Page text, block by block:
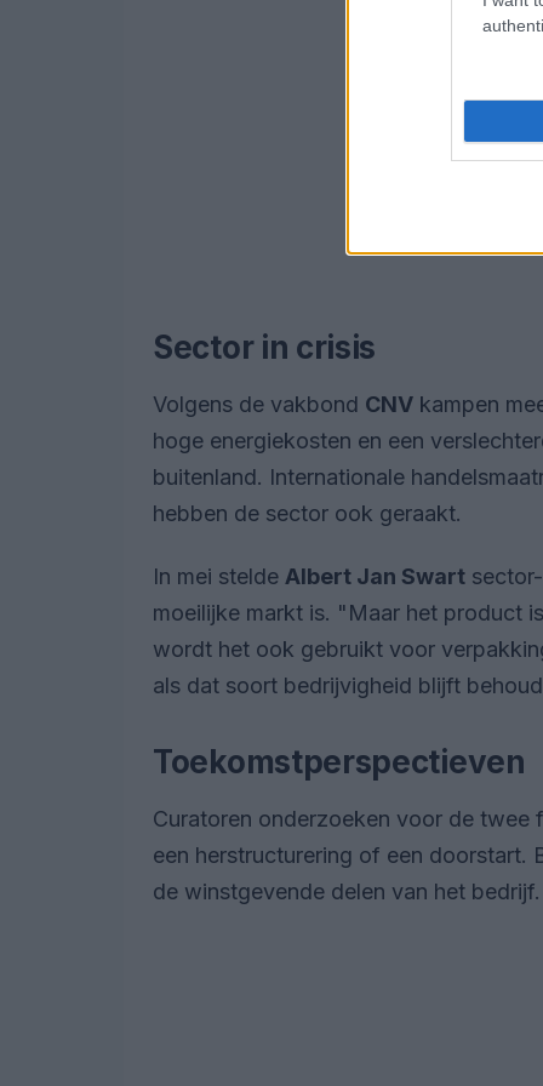
Sector in crisis
Volgens de vakbond CNV kampen
hoge energiekosten en een
buitenland. Internationale
hebben de sector ook geraakt.
In mei stelde Albert Jan Swart
moeilijke markt is.
Maar het product
wordt het ook gebruikt voor
als dat soort bedrijvigheid blijft
Toekomstperspectieven
Curatoren onderzoeken voor de twee
een herstructurering of een doorstart.
de winstgevende delen van het bedrijf.